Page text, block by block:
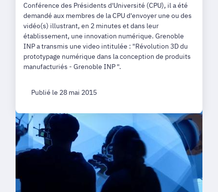
Conférence des Présidents d'Université (CPU), il a été
demandé aux membres de la CPU d'envoyer une ou des
vidéo(s) illustrant, en 2 minutes et dans leur
établissement, une innovation numérique. Grenoble
INP a transmis une video intitulée : "Révolution 3D du
prototypage numérique dans la conception de produits
manufacturiés - Grenoble INP ".
Publié le 28 mai 2015